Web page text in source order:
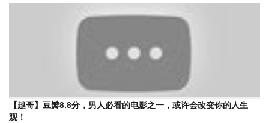
【越哥】豆瓣8.8分，男人必看的电影之一，或许会改变你的人生
观！